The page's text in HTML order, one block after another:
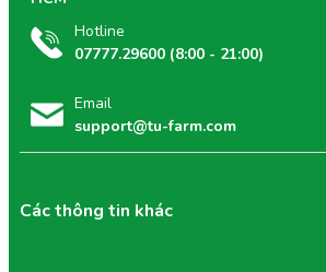
Hotline
07777.29600 (8:00 - 21:00)
Email
support@tu-farm.com
Các thông tin khác